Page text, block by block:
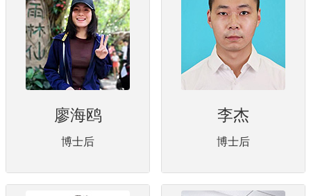
廖海鸥
博士后
李杰
博士后